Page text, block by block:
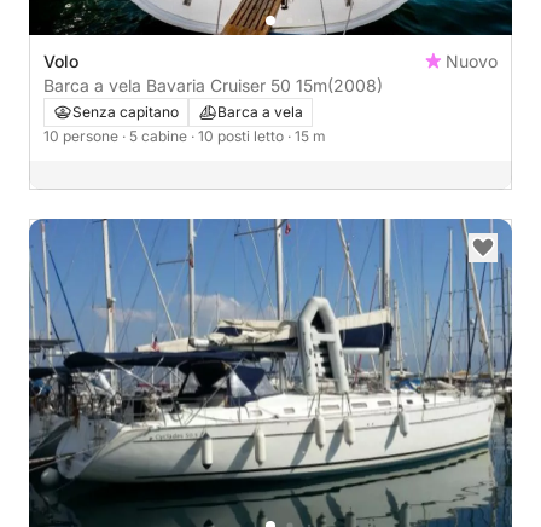
Volo
Nuovo
Barca a vela Bavaria Cruiser 50 15m(2008)
Senza capitano
Barca a vela
10 persone · 5 cabine · 10 posti letto · 15 m